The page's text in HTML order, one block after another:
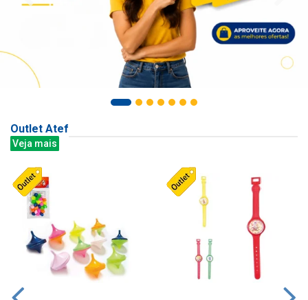
Outlet Atef
Veja mais